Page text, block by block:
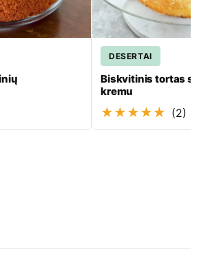
DESERTAI
Biskvitinis tortas
kremu
★★★★★ (2)
Lengvas
Peržiūrėti